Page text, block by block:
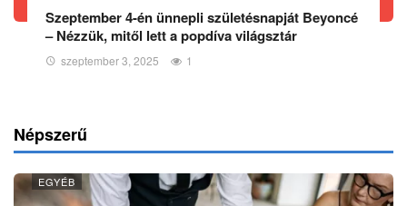
Szeptember 4-én ünnepli születésnapját Beyoncé
– Nézzük, mitől lett a popdíva világsztár
szeptember 3, 2025 1
Népszerű
EGYÉB